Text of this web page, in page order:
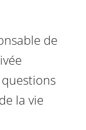
de
la vie